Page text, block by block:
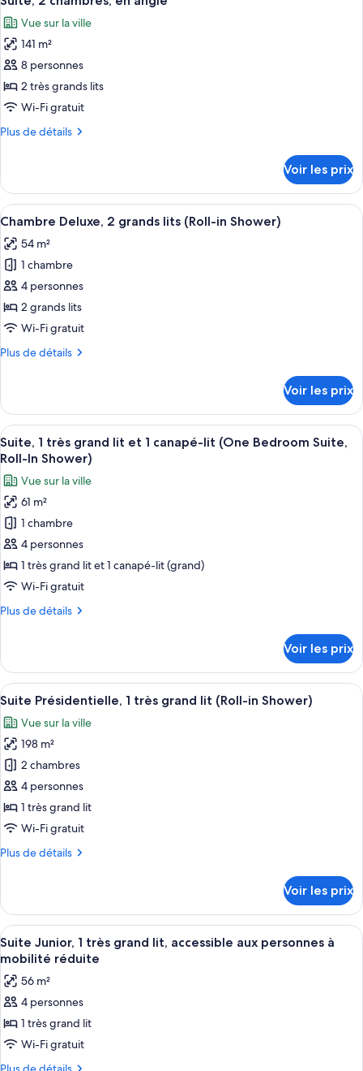
grand
lit
Suite
Junior,
très
grand
lit
toutes
les
photos
pour
ce
type
chambre :
chambres,
en
angle
Vue sur la ville
141 m²
8 personnes
2 très grands lits
Wi-Fi gratuit
Plus de détails
Plus
le
type
de
Suite,
2
chambres,
en
angle
Voir les prix
Afficher
toutes
les
photos
pour
ce
type
chambre :
2
grands
lits
(Roll-
in
Shower)
Une chambre d’hôtel avec deux
5
Chambre Deluxe, 2 grands lits (Roll-in Shower)
54 m²
1 chambre
4 personnes
2 grands lits
Wi-Fi gratuit
Plus de détails
Plus
le
type
de
chambre
Deluxe,
2
grands
lits
(Roll-
Shower)
Voir les prix
Afficher
toutes
les
photos
pour
ce
type
de
chambre :
1
lit
et
1
canapé-
lit
(One
Bedroom
Suite,
Roll-
In
Shower)
Une chambre d’hôtel moderne
10
Suite, 1 très grand lit et 1 canapé-lit (One Bedroom Suite,
Roll-In Shower)
Vue sur la ville
61 m²
1 chambre
4 personnes
1 très grand lit et 1 canapé-lit (grand)
Wi-Fi gratuit
Plus de détails
Plus
le
type
de
Suite,
très
grand
lit
et
canapé-
(One
Roll-
In
Shower)
Voir les prix
Afficher
toutes
les
photos
pour
ce
type
de
chambre :
Suite
très
grand
lit
(Roll-
in
Shower)
Un immeuble de grande hauteur
18
Suite Présidentielle, 1 très grand lit (Roll-in Shower)
Vue sur la ville
198 m²
2 chambres
4 personnes
1 très grand lit
Wi-Fi gratuit
Plus de détails
Plus
le
type
de
chambre
Présidentielle,
grand
lit
Voir les prix
Afficher
toutes
les
photos
pour
ce
type
de
Une chambre d’hôtel avec un
8
Suite Junior, 1 très grand lit, accessible aux personnes à
mobilité réduite
56 m²
4 personnes
1 très grand lit
Wi-Fi gratuit
Plus